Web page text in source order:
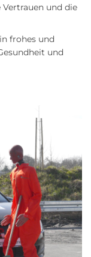
und die
frohes und
und